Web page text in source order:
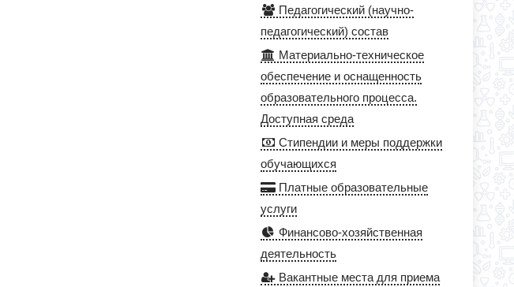
Педагогический (научно-
педагогический) состав
Материально-техническое
обеспечение и оснащенность
образовательного процесса.
Доступная среда
Стипендии и меры поддержки
обучающихся
Платные образовательные
услуги
Финансово-хозяйственная
деятельность
Вакантные места для приема